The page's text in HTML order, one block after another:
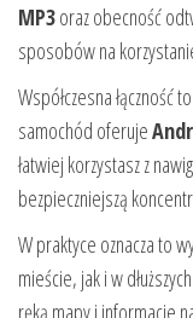
MP3oraz obecność
sposobów na
Współczesna
samochód oferuje
łatwiej korzystasz z
bezpieczniejszą
W praktyce oznacza to
mieście, jak i w
ręką mapy i informacje